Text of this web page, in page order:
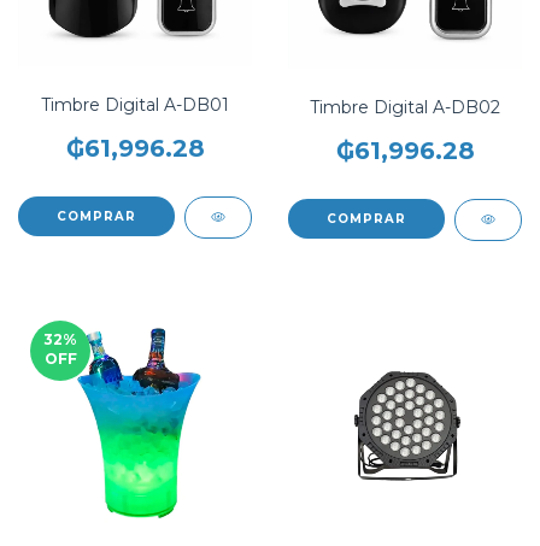
Timbre Digital A-DB01
₲61,996.28
COMPRAR
Timbre Digital A-DB02
₲61,996.28
COMPRAR
32%
OFF